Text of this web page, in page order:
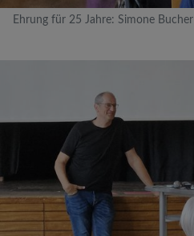
Ehrung für 25 Jahre: Simone Bucher